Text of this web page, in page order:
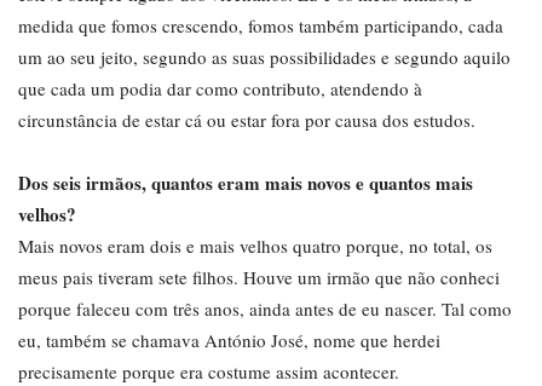
medida que fomos crescendo, fomos também participando, cada
um ao seu jeito, segundo as suas possibilidades e segundo aquilo
que cada um podia dar como contributo, atendendo à
circunstância de estar cá ou estar fora por causa dos estudos.
Dos seis irmãos, quantos eram mais novos e quantos mais
velhos?
Mais novos eram dois e mais velhos quatro porque, no total, os
meus pais tiveram sete filhos. Houve um irmão que não conheci
porque faleceu com três anos, ainda antes de eu nascer. Tal como
eu, também se chamava António José, nome que herdei
precisamente porque era costume assim acontecer.